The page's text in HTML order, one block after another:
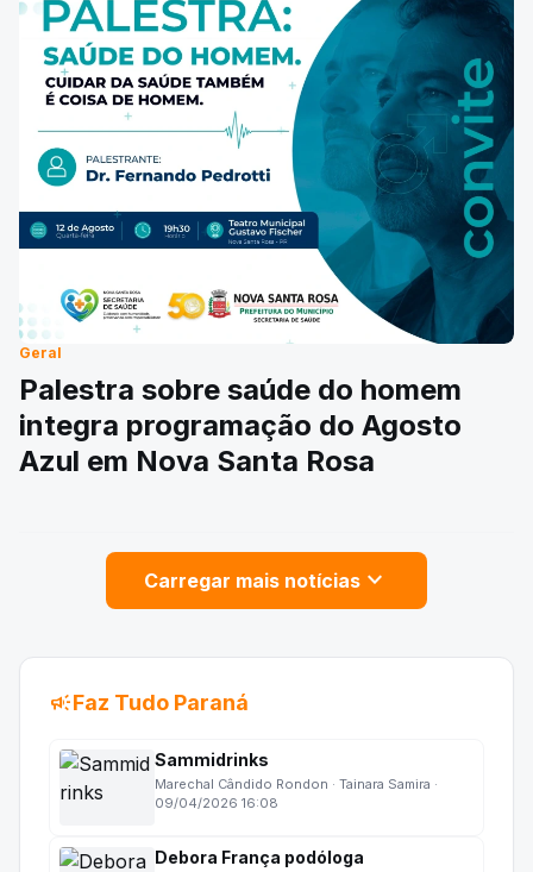
Geral
Palestra sobre saúde do homem
integra programação do Agosto
Azul em Nova Santa Rosa
Carregar mais notícias expand_more
campaignFaz Tudo Paraná
Sammidrinks
Marechal Cândido Rondon · Tainara Samira ·
09/04/2026 16:08
Debora França podóloga